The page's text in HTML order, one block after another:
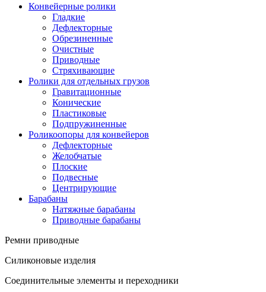
Конвейерные ролики
Гладкие
Дефлекторные
Обрезиненные
Очистные
Приводные
Стряхивающие
Ролики для отдельных грузов
Гравитационные
Конические
Пластиковые
Подпружиненные
Роликоопоры для конвейеров
Дефлекторные
Желобчатые
Плоские
Подвесные
Центрирующие
Барабаны
Натяжные барабаны
Приводные барабаны
Ремни приводные
Силиконовые изделия
Соединительные элементы и переходники